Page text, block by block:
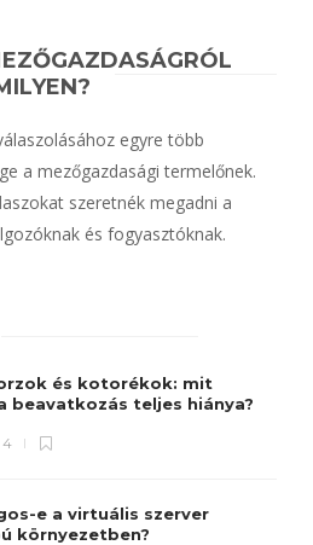
egyre több
a mezőgazdasági termelőnek.
szeretnék megadni a
és fogyasztóknak.
és kotorékok: mit
beavatkozás teljes hiánya?
4
e a virtuális szerver
környezetben?